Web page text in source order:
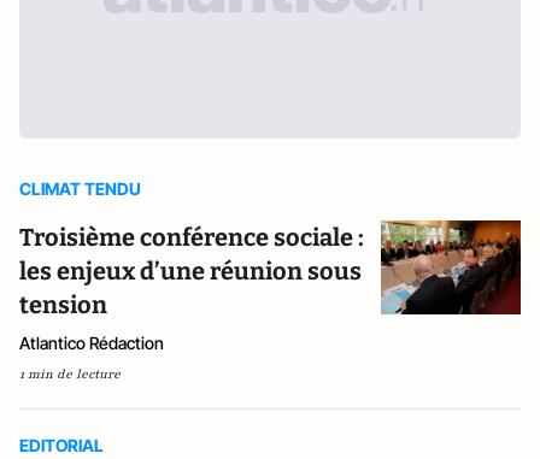
CLIMAT TENDU
Troisième conférence sociale :
les enjeux d’une réunion sous
tension
Atlantico Rédaction
1 min de lecture
EDITORIAL